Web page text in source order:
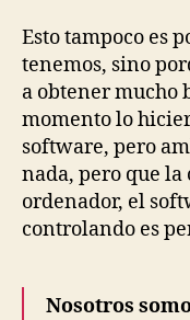
Esto tampoco es
tenemos, sino
a obtener mucho
momento lo
software, pero
nada, pero que
ordenador, el
controlando es
Nosotros